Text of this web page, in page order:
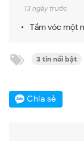
13 ngày trước
Tầm vóc một
3 tin nổi bật
Chia sẻ